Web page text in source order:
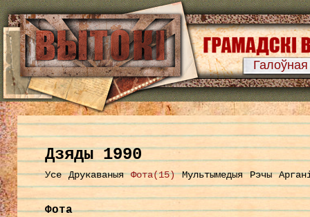
Галоўная
Дзяды 1990
Усе Друкаваныя Фота(15) Мультымедыя Рэчы
Фота